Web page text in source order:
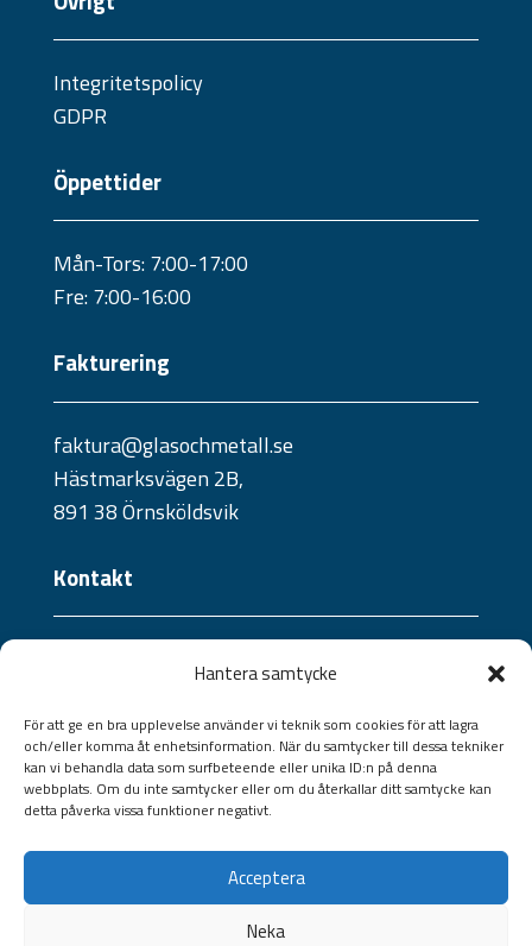
Hantera samtycke
För att ge en bra upplevelse använder vi teknik som cookies för att lagra
och/eller komma åt enhetsinformation. När du samtycker till dessa tekniker
kan vi behandla data som surfbeteende eller unika ID:n på denna
webbplats. Om du inte samtycker eller om du återkallar ditt samtycke kan
detta påverka vissa funktioner negativt.
Acceptera
Neka
Integritetspolicy
GDPR
Öppettider
Mån-Tors: 7:00-17:00
Fre: 7:00-16:00
Fakturering
faktura@glasochmetall.se
Hästmarksvägen 2B,
891 38 Örnsköldsvik
Kontakt
Jourtelefon:
070 - 241 57 09 /073 - 824 36 40
Jourtelefon portar:
070-528 13 27
Epost:
info@glasochmetall.se